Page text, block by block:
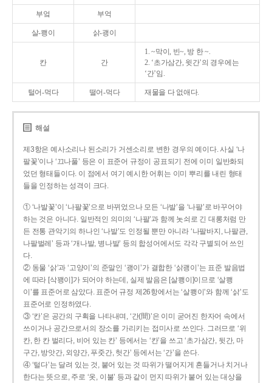
부엌 부억
살-쾡이 삵-괭이
칸 간
1. ~막이, 빈~, 방 한 ~.
2. ‘초가삼간, 윗간’의 경우에는
‘간’임.
털어-먹다 떨어-먹다 재물을 다 없애다.
해설
제3항은 예사소리나 된소리가 거센소리로 변한 경우의 예이다. 사실 ‘나
팔꽃’이나 ‘끄나풀’ 등은 이 표준어 규정이 공표되기 전에 이미 일반화되
었던 형태들이다. 이 점에서 여기 예시한 어휘는 이미 뿌리를 내린 형태
들을 인정하는 성격이 크다.
① ‘나발꽃’이 ‘나팔꽃’으로 바뀌었으나 모든 ‘나발’을 ‘나팔’로 바꾸어야
하는 것은 아니다. 일반적인 의미의 ‘나팔’과 함께 놋쇠로 긴 대롱처럼 만
든 전통 관악기의 하나인 ‘나발’도 인정될 뿐만 아니라 ‘나팔바지, 나팔관,
나팔벌레’ 등과 ‘개나발, 병나발’ 등의 합성어에서도 각각 구별되어 쓰인
다.
② 동물 ‘삵’과 ‘고양이’의 준말인 ‘괭이’가 결합한 ‘삵괭이’는 표준 발음법
에 따라 [삭꽹이]가 되어야 하는데, 실제 발음은 [살쾡이]이므로 ‘살쾡
이’를 표준어로 삼았다. 표준어 규정 제26항에서는 ‘살쾡이’와 함께 ‘삵’도
표준어로 인정하였다.
③ ‘칸’은 공간의 구획을 나타내며, ‘간(間)’은 이미 굳어진 한자어 속에서
쓰이거나 공간으로서의 장소를 가리키는 접미사로 쓰인다. 그러므로 ‘위
칸, 한 칸 벌리다, 비어 있는 칸’ 등에서는 ‘칸’을 쓰고 ‘초가삼간, 뒷간, 마
구간, 방앗간, 외양간, 푸줏간, 헛간’ 등에서는 ‘간’을 쓴다.
④ ‘털다’는 달려 있는 것, 붙어 있는 것 따위가 떨어지게 흔들거나 치거나
한다는 뜻으로, 주로 ‘옷, 이불’ 등과 같이 먼지 따위가 붙어 있는 대상을